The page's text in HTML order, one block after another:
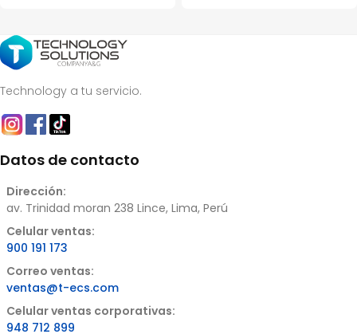
Technology a tu servicio.
Datos de contacto
Dirección:
av. Trinidad moran 238 Lince, Lima, Perú
Celular ventas:
900 191 173
Correo ventas:
ventas@t-ecs.com
Celular ventas corporativas:
948 712 899